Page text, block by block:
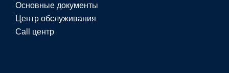
Основные документы
Центр обслуживания
Call центр